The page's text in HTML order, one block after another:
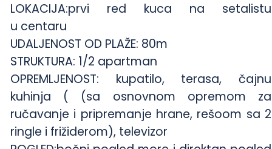
LOKACIJA:prvi red kuca na setalistu
u centaru
UDALJENOST OD PLAŽE: 80m
STRUKTURA: 1/2 apartman
OPREMLJENOST: kupatilo, terasa, čajnu
kuhinja ( (sa osnovnom opremom za
ručavanje i pripremanje hrane, rešoom sa 2
ringle i frižiderom), televizor